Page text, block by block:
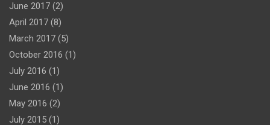
June 2017 (2)
April 2017 (8)
March 2017 (5)
October 2016 (1)
July 2016 (1)
June 2016 (1)
May 2016 (2)
July 2015 (1)